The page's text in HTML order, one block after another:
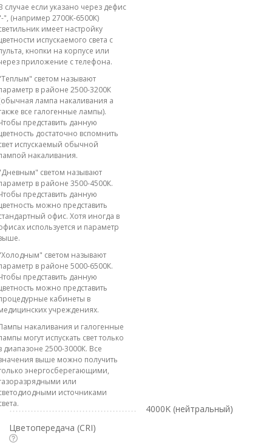
случае если указано через дефис
", (например 2700К-6500К)
имеет настройку
испускаемого света с
кнопки на корпусе или
приложение с телефона.
светом называют
в районе 2500-3200К
лампа накаливания а
все галогенные лампы).
представить данную
достаточно вспомнить
испускаемый обычной
накаливания.
светом называют
в районе 3500-4500К.
представить данную
можно представить
офис. Хотя иногда в
используется и параметр
светом называют
в районе 5000-6500К.
представить данную
можно представить
кабинеты в
учреждениях.
накаливания и галогенные
могут испускать свет только
диапазоне 2500-3000К. Все
выше можно получить
энергосберегающими,
или
источниками
4000K (нейтральный)
Цветопередача (CRI)